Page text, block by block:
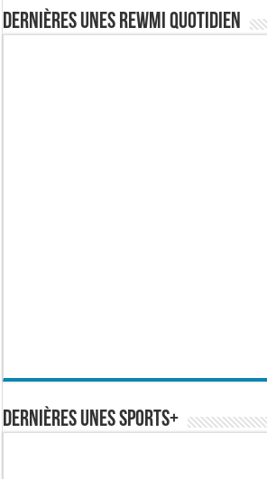
Dernières Unes Rewmi Quotidien
Dernières Unes Sports+